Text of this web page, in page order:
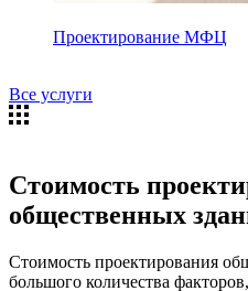
Проектирование МФЦ
Все услуги
Стоимость
общественных
Стоимость проектирования
большого количества